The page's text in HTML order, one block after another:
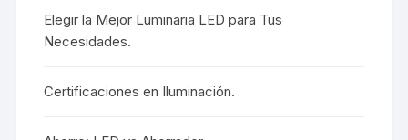
Elegir la Mejor Luminaria LED para Tus
Necesidades.
Certificaciones en Iluminación.